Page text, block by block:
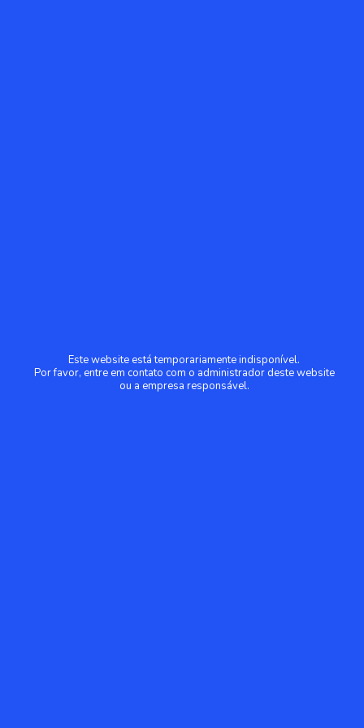
Este website está temporariamente indisponível.
Por favor, entre em contato com o administrador deste website
ou a empresa responsável.